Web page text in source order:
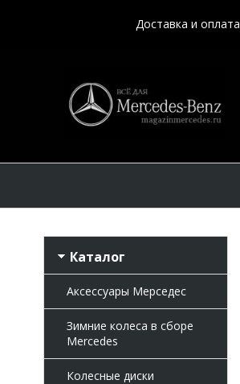
Доставка и оплата
Каталог
Аксессуары Мерседес
Зимние колеса в сборе
Mercedes
Колесные диски